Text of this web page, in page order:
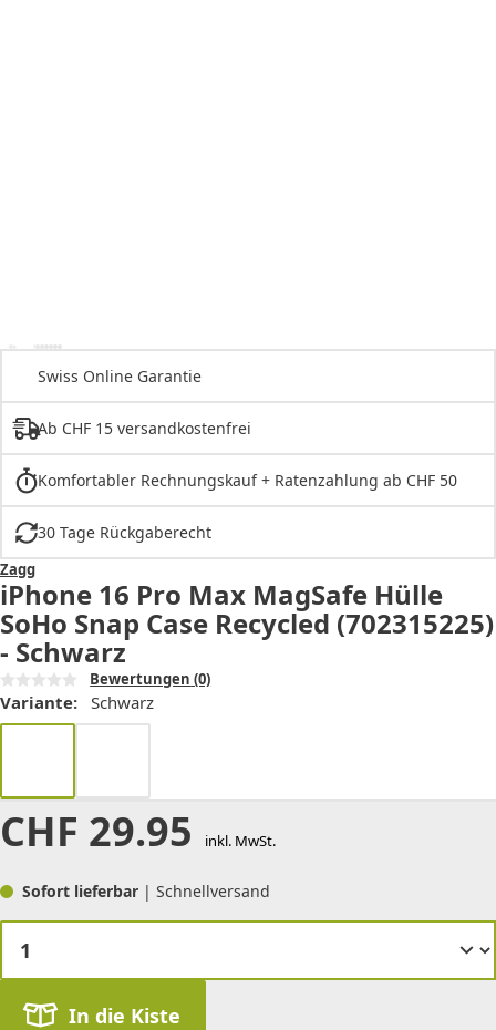
Swiss Online Garantie
Ab CHF 15 versandkostenfrei
Komfortabler Rechnungskauf + Ratenzahlung ab CHF 50
30 Tage Rückgaberecht
Zagg
iPhone 16 Pro Max MagSafe Hülle
SoHo Snap Case Recycled (702315225)
- Schwarz
Bewertungen (0)
Variante: Schwarz
CHF 29.95 inkl. MwSt.
Sofort lieferbar | Schnellversand
In die Kiste